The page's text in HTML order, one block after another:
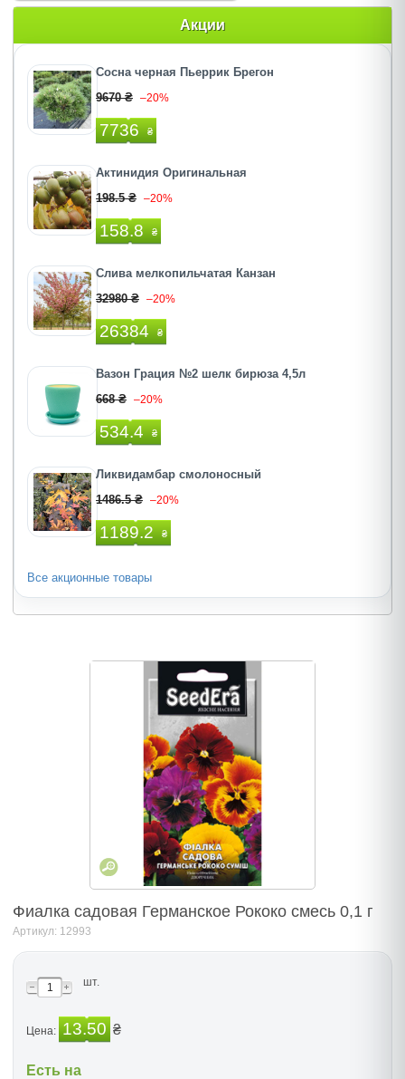
Акции
Сосна черная Пьеррик Брегон
9670 ₴ –20%
7736 ₴
Актинидия Оригинальная
198.5 ₴ –20%
158.8 ₴
Слива мелкопильчатая Канзан
32980 ₴ –20%
26384 ₴
Вазон Грация №2 шелк бирюза 4,5л
668 ₴ –20%
534.4 ₴
Ликвидамбар смолоносный
1486.5 ₴ –20%
1189.2 ₴
Все акционные товары
Фиалка садовая Германское Рококо смесь 0,1 г
Артикул: 12993
шт.
Цена: 13.50 ₴
Есть на